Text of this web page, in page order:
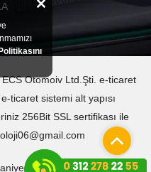
Otomoiv Ltd.Şti. e-ticaret
ticaret sistemi alt yapısı
256Bit SSL sertifikası ile
oluşturuldu.